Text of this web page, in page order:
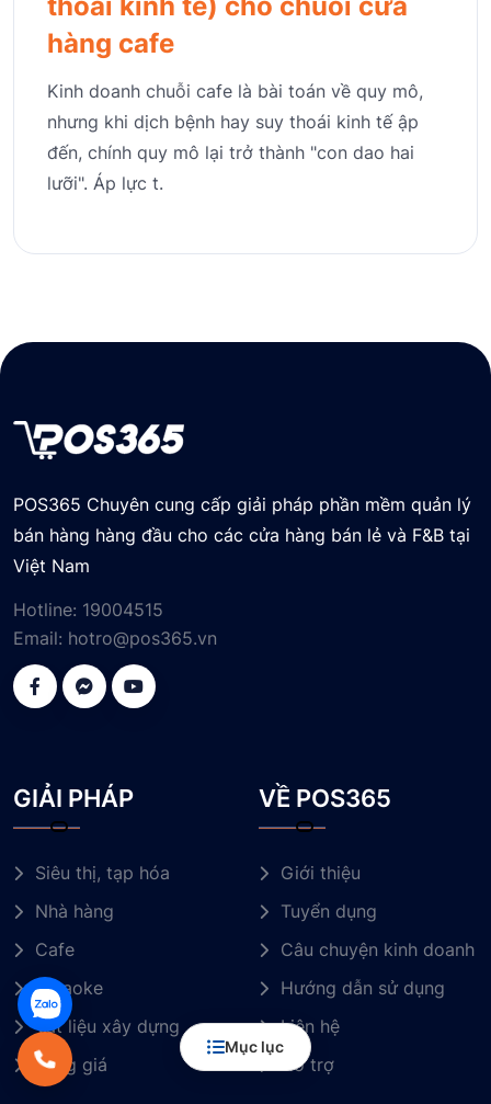
Mục lục
hàng cafe
Kinh doanh chuỗi cafe là bài toán về quy mô,
nhưng khi dịch bệnh hay suy thoái kinh tế ập
đến, chính quy mô lại trở thành "con dao hai
lưỡi". Áp lực t.
POS365 Chuyên cung cấp giải pháp phần mềm quản lý
bán hàng hàng đầu cho các cửa hàng bán lẻ và F&B tại
Việt Nam
Hotline: 19004515
Email: hotro@pos365.vn
GIẢI PHÁP
Siêu thị, tạp hóa
Nhà hàng
Cafe
Karaoke
Vật liệu xây dựng
Bảng giá
VỀ POS365
Giới thiệu
Tuyển dụng
Câu chuyện kinh doanh
Hướng dẫn sử dụng
Liên hệ
Hỗ trợ